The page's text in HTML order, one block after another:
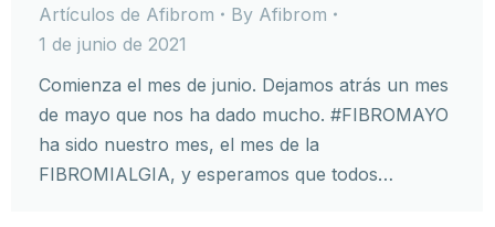
Artículos de Afibrom By Afibrom
1 de junio de 2021
Comienza el mes de junio. Dejamos atrás un mes
de mayo que nos ha dado mucho. #FIBROMAYO
ha sido nuestro mes, el mes de la
FIBROMIALGIA, y esperamos que todos…